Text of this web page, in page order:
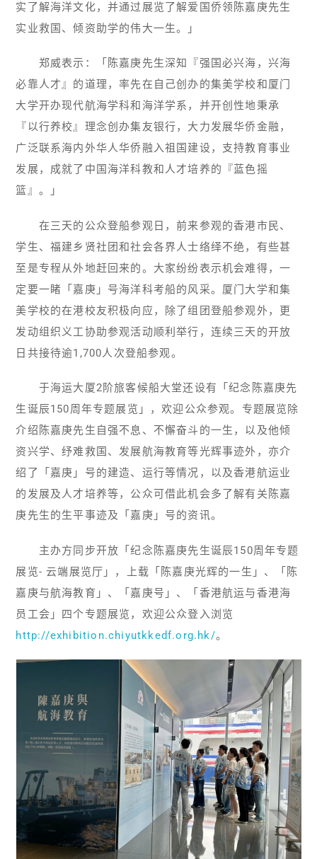
实了解海洋文化，并通过展览了解爱国侨领陈嘉庚先生
实业救国、倾资助学的伟大一生。」
郑威表示：「陈嘉庚先生深知『强国必兴海，兴海
必靠人才』的道理，率先在自己创办的集美学校和厦门
大学开办现代航海学科和海洋学系，并开创性地秉承
『以行养校』理念创办集友银行，大力发展华侨金融，
广泛联系海内外华人华侨融入祖国建设，支持教育事业
发展，成就了中国海洋科教和人才培养的『蓝色摇
篮』。」
在三天的公众登船参观日，前来参观的香港市民、
学生、福建乡贤社团和社会各界人士络绎不绝，有些甚
至是专程从外地赶回来的。大家纷纷表示机会难得，一
定要一睹「嘉庚」号海洋科考船的风采。厦门大学和集
美学校的在港校友积极向应，除了组团登船参观外，更
发动组织义工协助参观活动顺利举行，连续三天的开放
日共接待逾1,700人次登船参观。
于海运大厦2阶旅客候船大堂还设有「纪念陈嘉庚先
生诞辰150周年专题展览」，欢迎公众参观。专题展览除
介绍陈嘉庚先生自强不息、不懈奋斗的一生，以及他倾
资兴学、纾难救国、发展航海教育等光辉事迹外，亦介
绍了「嘉庚」号的建造、运行等情况，以及香港航运业
的发展及人才培养等，公众可借此机会多了解有关陈嘉
庚先生的生平事迹及「嘉庚」号的资讯。
主办方同步开放「纪念陈嘉庚先生诞辰150周年专题
展览- 云端展览厅」，上载「陈嘉庚光辉的一生」、「陈
嘉庚与航海教育」、「嘉庚号」、「香港航运与香港海
员工会」四个专题展览，欢迎公众登入浏览
http://exhibition.chiyutkkedf.org.hk/。